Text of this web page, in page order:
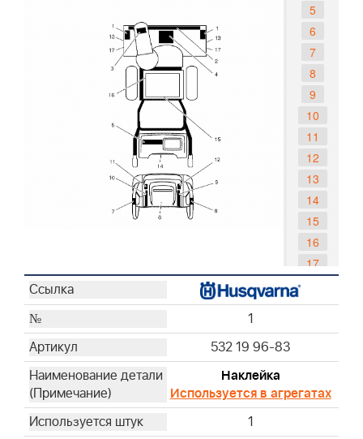
5
6
7
8
9
10
11
12
13
14
15
16
17
-
1
532 19 96-83
Наклейка
Используется в агрегатах
1